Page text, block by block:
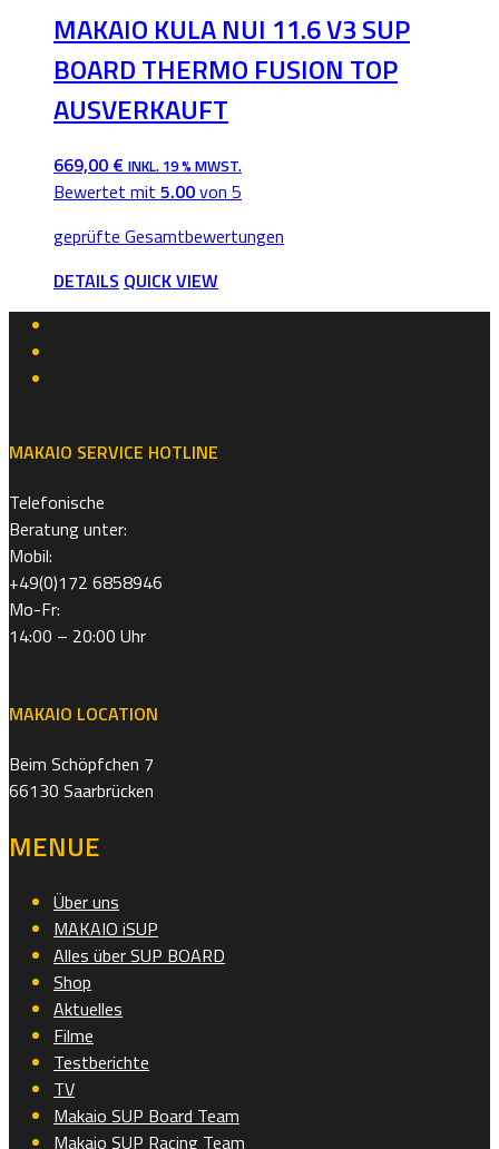
MAKAIO KULA NUI 11.6 V3 SUP
BOARD THERMO FUSION TOP
AUSVERKAUFT
669,00 € INKL. 19 % MWST.
Bewertet mit 5.00von 5
geprüfte Gesamtbewertungen
DETAILS QUICK VIEW
MAKAIO SERVICE HOTLINE
Telefonische
Beratung unter:
Mobil:
+49(0)172 6858946
Mo-Fr:
14:00 – 20:00 Uhr
MAKAIO LOCATION
Beim Schöpfchen 7
66130 Saarbrücken
MENUE
Über uns
MAKAIO iSUP
Alles über SUP BOARD
Shop
Aktuelles
Filme
Testberichte
TV
Makaio SUP Board Team
Makaio SUP Racing Team